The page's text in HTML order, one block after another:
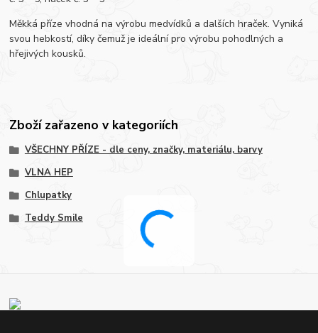
Měkká příze vhodná na výrobu medvídků a dalších hraček. Vyniká
svou hebkostí, díky čemuž je ideální pro výrobu pohodlných a
hřejivých kousků.
Zboží zařazeno v kategoriích
VŠECHNY PŘÍZE - dle ceny, značky, materiálu, barvy
VLNA HEP
Chlupatky
Teddy Smile